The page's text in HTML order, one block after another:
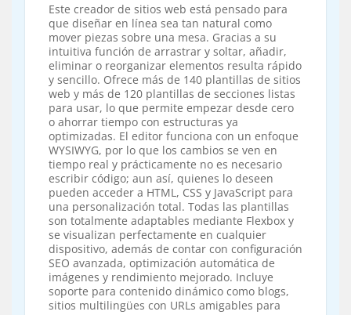
Este creador de sitios web está pensado para
que diseñar en línea sea tan natural como
mover piezas sobre una mesa. Gracias a su
intuitiva función de arrastrar y soltar, añadir,
eliminar o reorganizar elementos resulta rápido
y sencillo. Ofrece más de 140 plantillas de sitios
web y más de 120 plantillas de secciones listas
para usar, lo que permite empezar desde cero
o ahorrar tiempo con estructuras ya
optimizadas. El editor funciona con un enfoque
WYSIWYG, por lo que los cambios se ven en
tiempo real y prácticamente no es necesario
escribir código; aun así, quienes lo deseen
pueden acceder a HTML, CSS y JavaScript para
una personalización total. Todas las plantillas
son totalmente adaptables mediante Flexbox y
se visualizan perfectamente en cualquier
dispositivo, además de contar con configuración
SEO avanzada, optimización automática de
imágenes y rendimiento mejorado. Incluye
soporte para contenido dinámico como blogs,
sitios multilingües con URLs amigables para